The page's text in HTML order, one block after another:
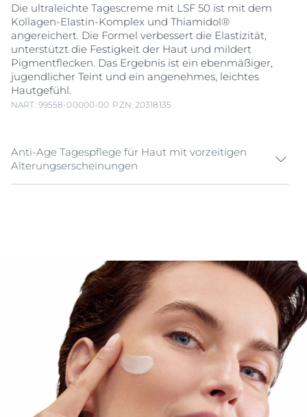
Die ultraleichte Tagescreme mit LSF 50 ist mit dem
Kollagen-Elastin-Komplex und Thiamidol®
angereichert. Die Formel verbessert die Elastizität,
unterstützt die Festigkeit der Haut und mildert
Pigmentflecken. Das Ergebnis ist ein ebenmäßiger,
jugendlicher Teint und ein angenehmes, leichtes
Hautgefühl.
NART: 99558-00000-00 PZN: 20318135
Anti-Age Tagespflege für Haut mit vorzeitigen
Alterungserscheinungen
Aging-Vorteile. Der Kollagen-Elastin-Komplex, eine
hochwirksame Kombination aus Hyaluronsäure und
Kreatin, stimuliert die Kollagenproduktion und
unterstützt die Festigkeit der Haut. Patentiertes
Thiamidol® mildert Pigmentflecken aller Art* und
beugt ihrer Neuentstehung vor. Für eine glattere,
strahlendere und sichtbar jünger wirkende Haut. Die
ultraleichte Gesichtscreme enthält zudem LSF 50
sowie einen UVA-Filter und schützt so wirksam vor
lichtbedingter vorzeitiger Hautalterung und der
Entstehung von Falten.